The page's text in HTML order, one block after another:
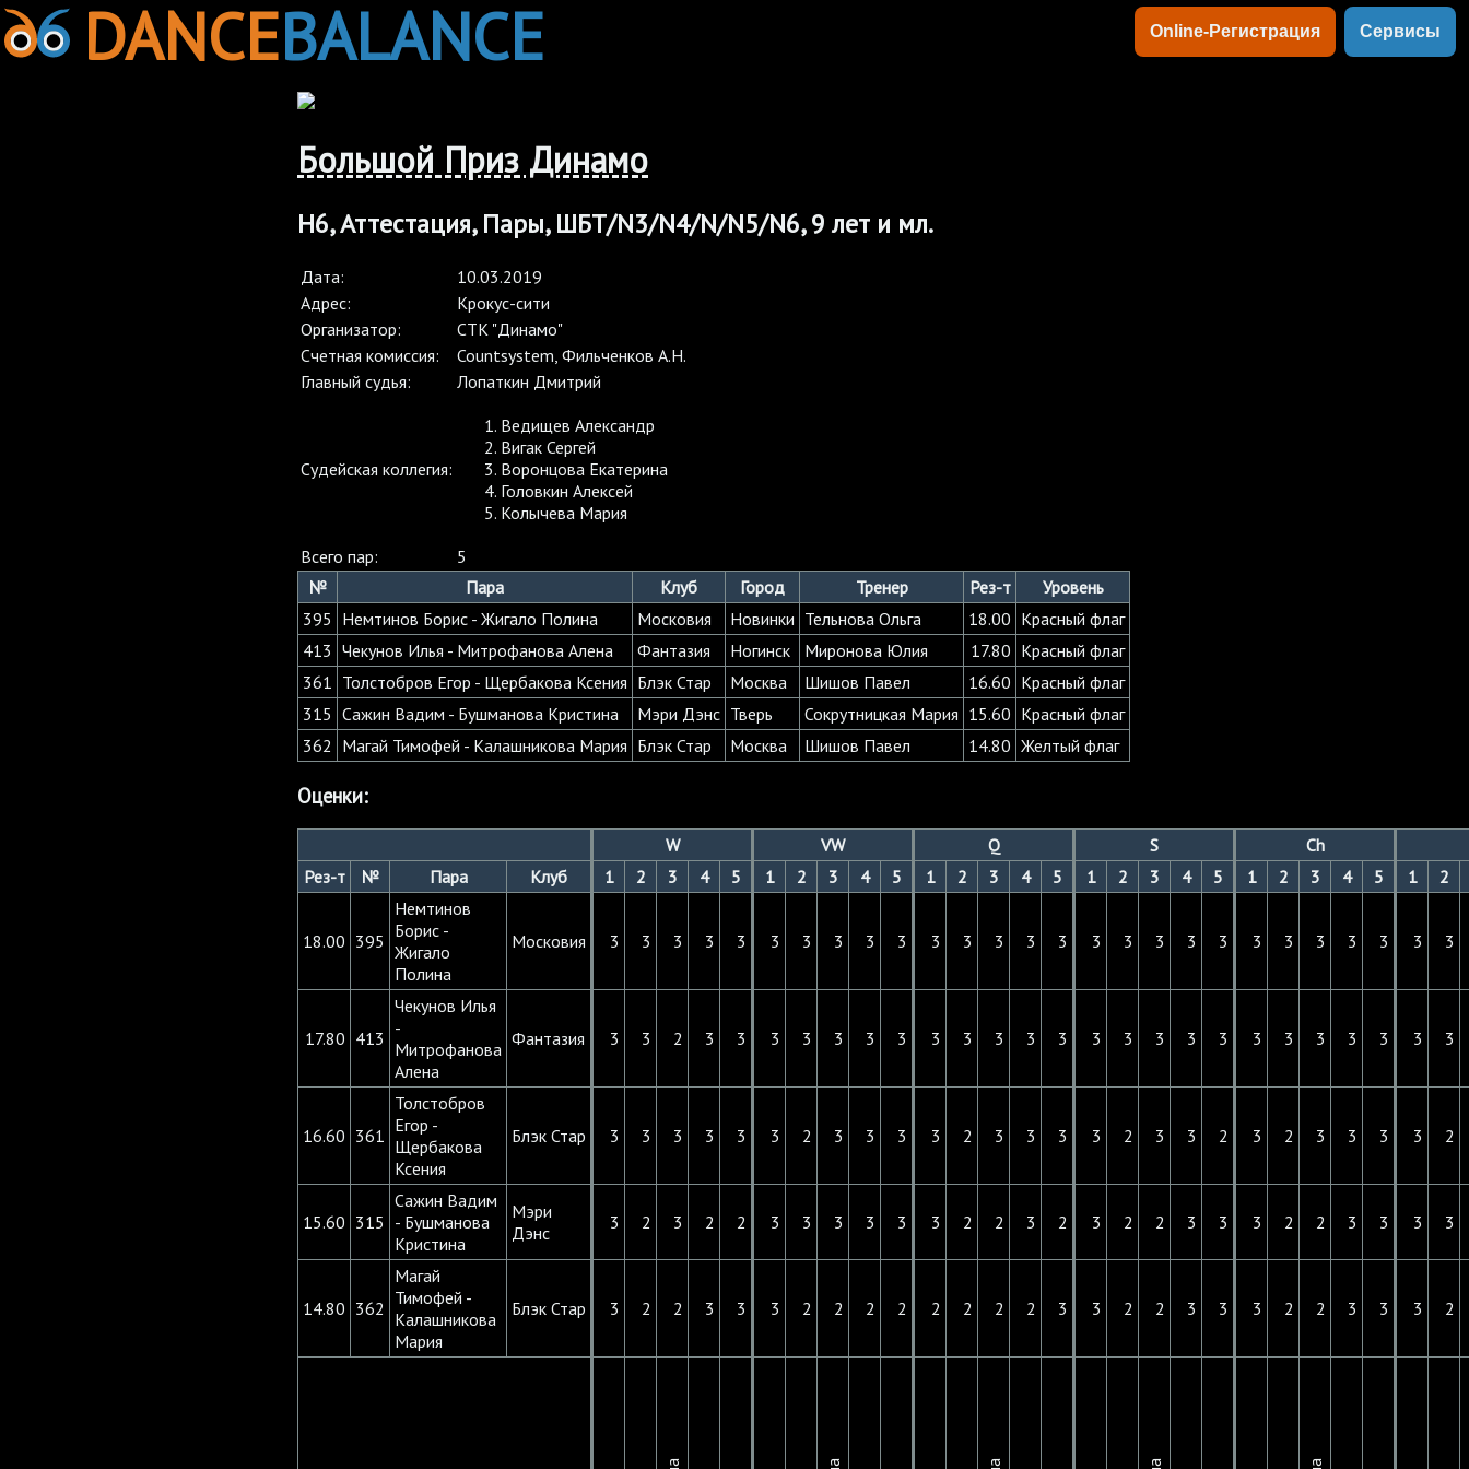
DANCEBALANCE Online-Регистрация Сервисы
Большой Приз Динамо
Н6, Аттестация, Пары, ШБТ/N3/N4/N/N5/N6, 9 лет и мл.
Дата:
10.03.2019
Адрес:
Крокус-сити
Организатор:
СТК "Динамо"
Cчетная комиссия:
Countsystem, Фильченков А.Н.
Главный судья:
Лопаткин Дмитрий
Судейская коллегия:
Ведищев Александр
Вигак Сергей
Воронцова Екатерина
Головкин Алексей
Колычева Мария
Всего пар:
5
№
Пара Клуб Город Тренер Рез-т
Уровень
395 Немтинов Борис - Жигало Полина Московия Новинки Тельнова Ольга 18.00 Красный флаг
413 Чекунов Илья - Митрофанова Алена Фантазия Ногинск Миронова Юлия 17.80 Красный флаг
361 Толстобров Егор - Щербакова Ксения Блэк Стар Москва Шишов Павел 16.60 Красный флаг
315 Сажин Вадим - Бушманова Кристина Мэри Дэнс Тверь Сокрутницкая Мария 15.60 Красный флаг
362 Магай Тимофей - Калашникова Мария Блэк Стар Москва Шишов Павел 14.80 Желтый флаг
Оценки:
W VW Q S
Ch
Рез-т
№ Пара Клуб 1 2 3 4 5 1 2 3 4 5 1 2 3 4 5 1 2 3 4 5 1 2 3 4 5 1 2
18.00 395
Немтинов
Борис -
Жигало
Полина
Московия 3 3 3 3 3 3 3 3 3 3 3 3 3 3 3 3 3 3 3 3 3 3 3 3 3 3 3
17.80 413
Чекунов Илья
-
Митрофанова
Алена
Фантазия 3 3 2 3 3 3 3 3 3 3 3 3 3 3 3 3 3 3 3 3 3 3 3 3 3 3 3
16.60 361
Толстобров
Егор -
Щербакова
Ксения
Блэк Стар 3 3 3 3 3 3 2 3 3 3 3 2 3 3 3 3 2 3 3 2 3 2 3 3 3 3 2
15.60 315
Сажин Вадим
- Бушманова
Кристина
Мэри
Дэнс
3 2 3 2 2 3 3 3 3 3 3 2 2 3 2 3 2 2 3 3 3 2 2 3 3 3 3
14.80 362
Магай
Тимофей -
Калашникова
Мария
Блэк Стар 3 2 2 3 3 3 2 2 2 2 2 2 2 2 3 3 2 2 3 3 3 2 2 3 3 3 2